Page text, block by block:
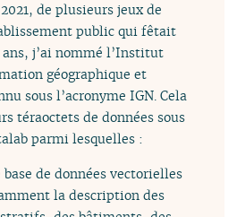
de plusieurs jeux de
public qui fêtait
j’ai nommé l’Institut
géographique et
sous l’acronyme IGN. Cela
téraoctets de données sous
parmi lesquelles :
base de données vectorielles
la description des